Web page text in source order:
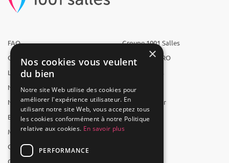
FAQ
Qui sommes-nous ?
L'équipe
Nous recrutons
Nos partenaires
Espace presse
Mentions légales
CGV
CGU
Groupe 1001 Salles
1001 Salles PRO
1001 Traiteurs
1001 Artistes
Reserverunbar
MP2
×
Nos cookies vous veulent
du bien
Notre site Web utilise des cookies pour
améliorer l'expérience utilisateur. En
utilisant notre site Web, vous acceptez tous
les cookies conformément à notre Politique
relative aux cookies. En savoir plus
PERFORMANCE